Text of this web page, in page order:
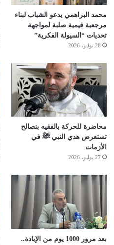
محمد البراهمي يدعو الشباب لبناء
مرجعية قيمية صلبة لمواجهة
تحديات “السيولة الفكرية”
28 يوليو، 2026
محاضرة للحركة بالفقيه بنصالح
تستعرض هدي النبي ﷺ في
الأزمات
27 يوليو، 2026
بعد مرور 1000 يوم من الإبادة..